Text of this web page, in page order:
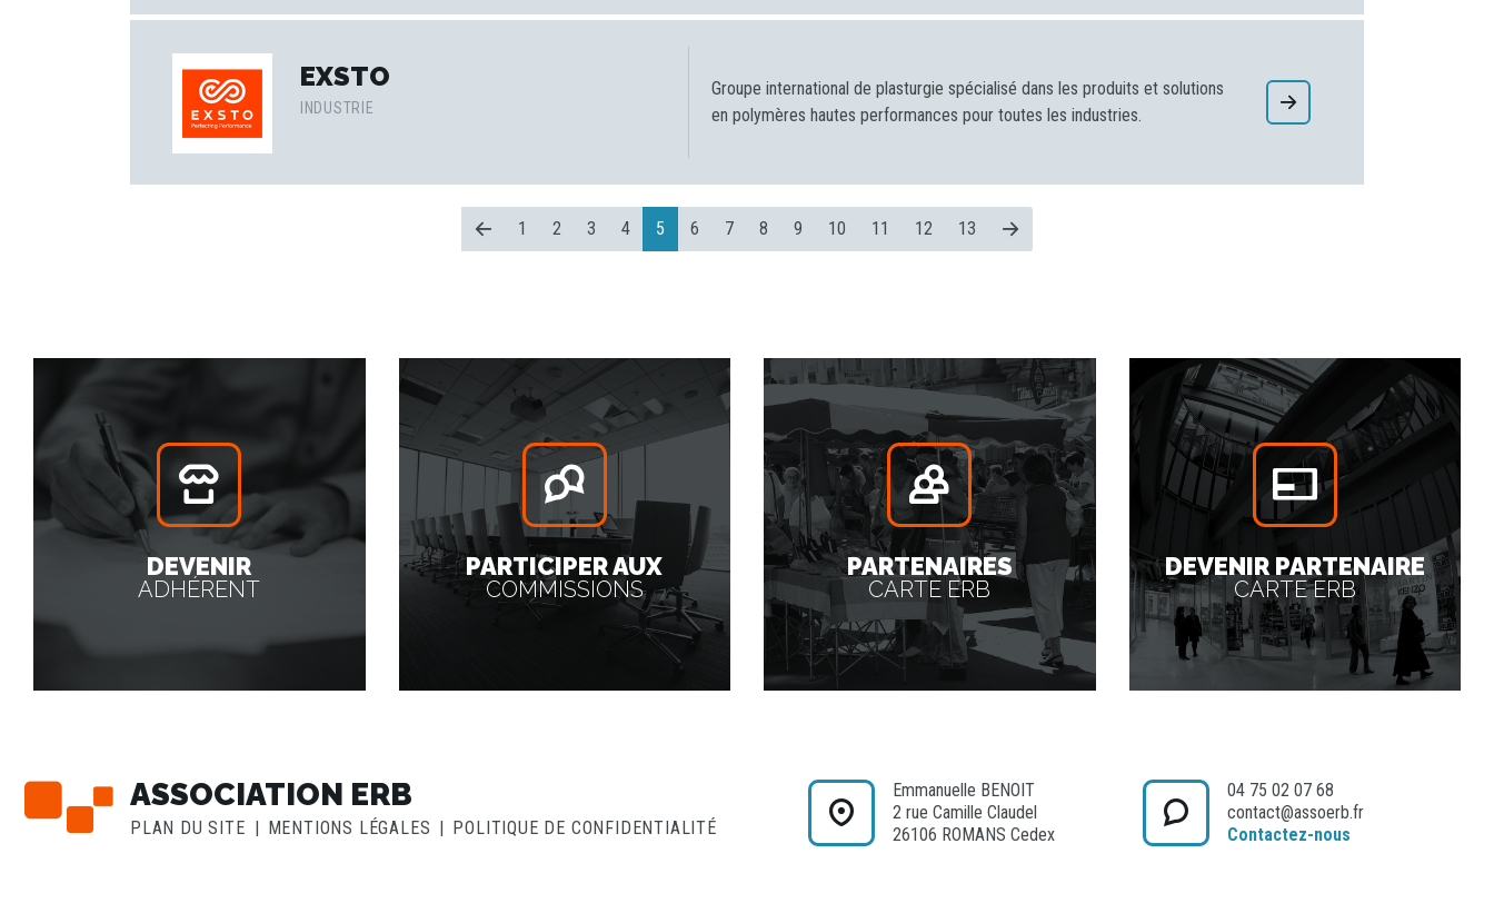
EXSTO
INDUSTRIE
Groupe international de plasturgie spécialisé dans les produits et solutions
en polymères hautes performances pour toutes les industries.
1 2 3 4 5 6 7 8 9 10 11 12 13
DEVENIR
ADHÉRENT
PARTICIPER AUX
COMMISSIONS
PARTENAIRES
CARTE ERB
DEVENIR PARTENAIRE
CARTE ERB
ASSOCIATION ERB
PLAN DU SITE MENTIONS LÉGALES POLITIQUE DE CONFIDENTIALITÉ
Emmanuelle BENOIT
2 rue Camille Claudel
26106 ROMANS Cedex
04 75 02 07 68
contact@assoerb.fr
Contactez-nous